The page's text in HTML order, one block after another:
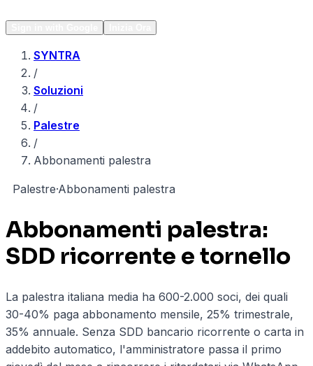
SYNTRA
/
Soluzioni
/
Palestre
/
Abbonamenti palestra
Palestre·Abbonamenti palestra
Abbonamenti palestra:
SDD ricorrente e tornello
La palestra italiana media ha 600-2.000 soci, dei quali
30-40% paga abbonamento mensile, 25% trimestrale,
35% annuale. Senza SDD bancario ricorrente o carta in
addebito automatico, l'amministratore passa il primo